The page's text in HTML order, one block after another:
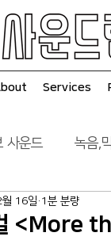
Services
사운드 녹음,
시공
<More
16일 1분 분량